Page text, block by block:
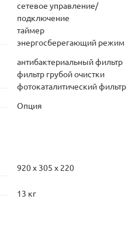
сетевое управление/
подключение
таймер
энергосберегающий режим
антибактериальный фильтр
фильтр грубой очистки
фотокаталитический фильтр
Опция
920 x 305 x 220
13 кг